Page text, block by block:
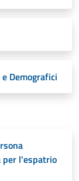
Demografici
per l'espatrio